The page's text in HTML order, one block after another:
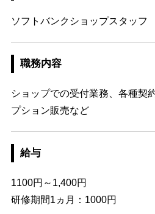
ソフトバンクショップスタッフ
職務内容
ショップでの受付業務、各種契
プション販売など
給与
1100円～1,400円
研修期間1ヵ月：1000円